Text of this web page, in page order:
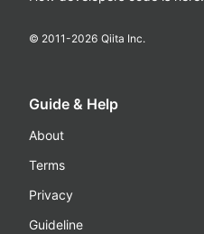
© 2011-2026 Qiita Inc.
Guide & Help
About
Terms
Privacy
Guideline